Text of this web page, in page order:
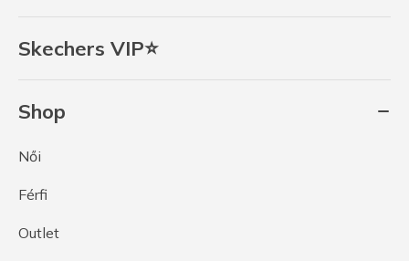
Skechers VIP⭐
Shop
Női
Férfi
Outlet